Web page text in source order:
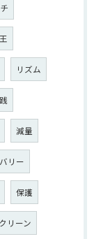
リズム
減量
リー
保護
クリーン